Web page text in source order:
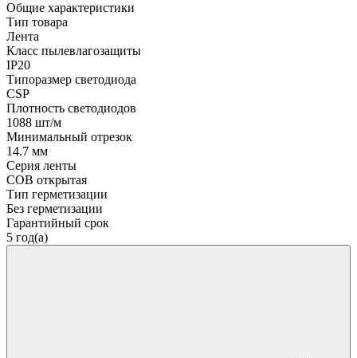
Общие характеристики
Тип товара
Лента
Класс пылевлагозащиты
IP20
Типоразмер светодиода
CSP
Плотность светодиодов
1088 шт/м
Минимальный отрезок
14.7 мм
Серия ленты
COB открытая
Тип герметизации
Без герметизации
Гарантийный срок
5 год(а)